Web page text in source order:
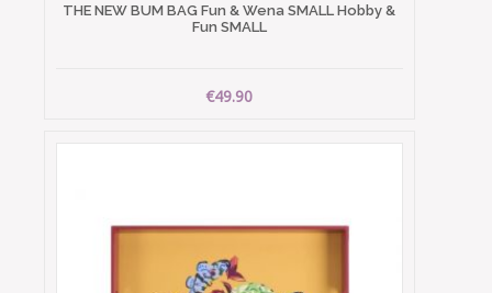
THE NEW BUM BAG Fun & Wena SMALL Hobby &
Fun SMALL
€49.90